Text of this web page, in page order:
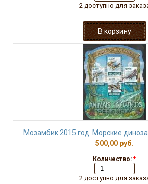
2 доступно для
Мозамбик 2015 год. Морские
500,00 руб.
Количество: *
2 доступно для